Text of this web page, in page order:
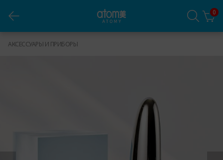
0
АКСЕССУАРЫ И ПРИБОРЫ
Атоми ЕР Скин Бустер